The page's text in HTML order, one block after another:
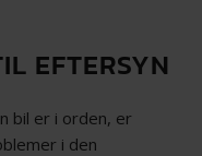
EFTERSYN
bil er i orden, er
i den